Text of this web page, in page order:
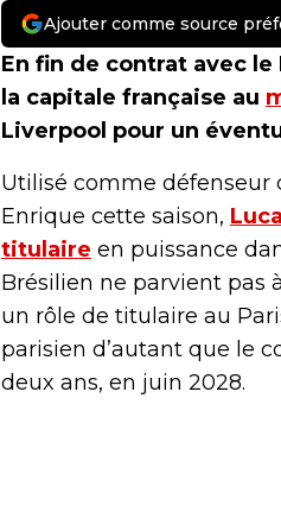
Ajouter comme source
En fin de contrat avec
la capitale française au
Liverpool pour un
Utilisé comme défenseur
Enrique cette saison,
titulaire en puissance
Brésilien ne parvient pas
un rôle de titulaire au
parisien d’autant que le
deux ans, en juin 2028.